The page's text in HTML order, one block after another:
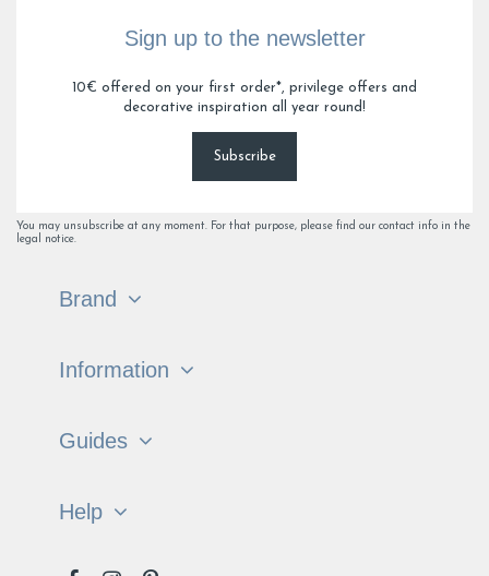
Sign up to the newsletter
10€ offered on your first order*, privilege offers and
decorative inspiration all year round!
Subscribe
You may unsubscribe at any moment. For that purpose, please find our contact info in the
legal notice.
Brand
Information
Guides
Help